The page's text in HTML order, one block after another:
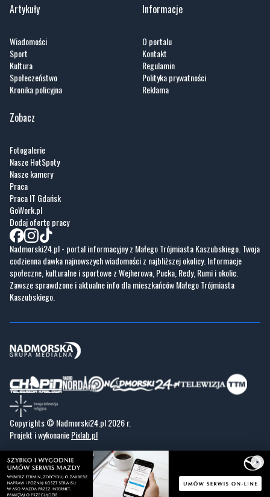
Artykuły
Wiadomości
Sport
Kultura
Społeczeństwo
Kronika policyjna
Informacje
O portalu
Kontakt
Regulamin
Polityka prywatności
Reklama
Zobacz
Fotogalerie
Nasze HotSpoty
Nasze kamery
Praca
Praca IT Gdańsk
GoWork.pl
Dodaj ofertę pracy
Nadmorski24.pl - portal informacyjny z Małego Trójmiasta Kaszubskiego. Twoja
codzienna dawka najnowszych wiadomości z najbliższej okolicy. Informacje
społeczne, kulturalne i sportowe z Wejherowa, Pucka, Redy, Rumi i okolic.
Zawsze sprawdzone i aktualne info dla mieszkańców Małego Trójmiasta
Kaszubskiego.
Copyrights © Nadmorski24.pl 2026 r.
Projekt i wykonaniePixlab.pl
×